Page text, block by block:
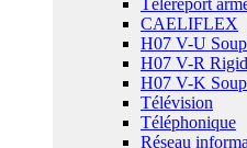
Téléreport
CAELIFLEX
H07 V-U
H07 V-R
H07 V-K
Télévision
Téléphonique
Réseau